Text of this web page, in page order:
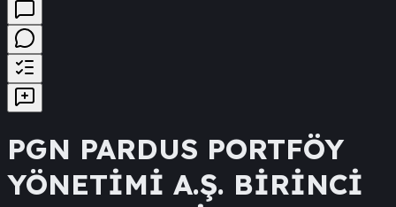
PGN PARDUS PORTFÖY
YÖNETİMİ A.Ş. BİRİNCİ